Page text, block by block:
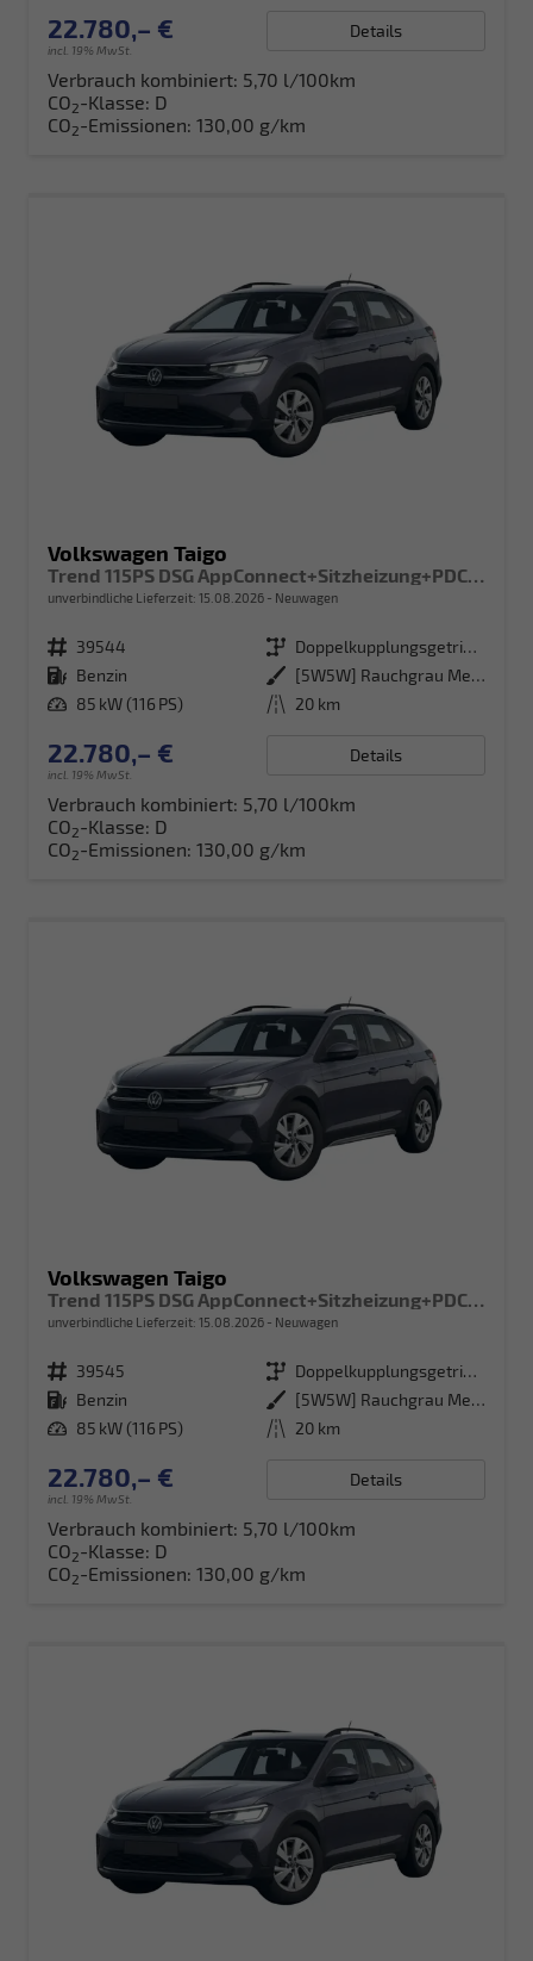
22.780,– €
incl. 19% MwSt.
Details
Verbrauch kombiniert: 5,70 l/100km
CO2-Klasse: D
CO2-Emissionen: 130,00 g/km
Volkswagen Taigo
Trend 115PS DSG AppConnect+Sitzheizung+PDC+Alu16+LED+DAB+FrontAssist
unverbindliche Lieferzeit: 15.08.2026 Neuwagen
Fahrzeugnr. 39544 Getriebe
Doppelkupplungsgetriebe (DSG)
Kraftstoff Benzin Außenfarbe
[5W5W] Rauchgrau Metallic
Leistung 85 kW (116 PS) Kilometerstand 20 km
22.780,– €
incl. 19% MwSt.
Details
Verbrauch kombiniert: 5,70 l/100km
CO2-Klasse: D
CO2-Emissionen: 130,00 g/km
Volkswagen Taigo
unverbindliche Lieferzeit: 15.08.2026 Neuwagen
Fahrzeugnr. 39545 Getriebe
Doppelkupplungsgetriebe (DSG)
Kraftstoff Benzin Außenfarbe
[5W5W] Rauchgrau Metallic
Leistung 85 kW (116 PS) Kilometerstand 20 km
22.780,– €
incl. 19% MwSt.
Details
Verbrauch kombiniert: 5,70 l/100km
CO2-Klasse: D
CO2-Emissionen: 130,00 g/km